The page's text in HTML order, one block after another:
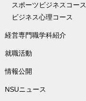
スポーツビジネスコース
ビジネス心理コース
経営専門職学科紹介
就職活動
情報公開
NSUニュース